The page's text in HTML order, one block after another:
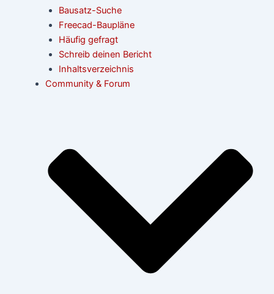
Bausatz-Suche
Freecad-Baupläne
Häufig gefragt
Schreib deinen Bericht
Inhaltsverzeichnis
Community & Forum